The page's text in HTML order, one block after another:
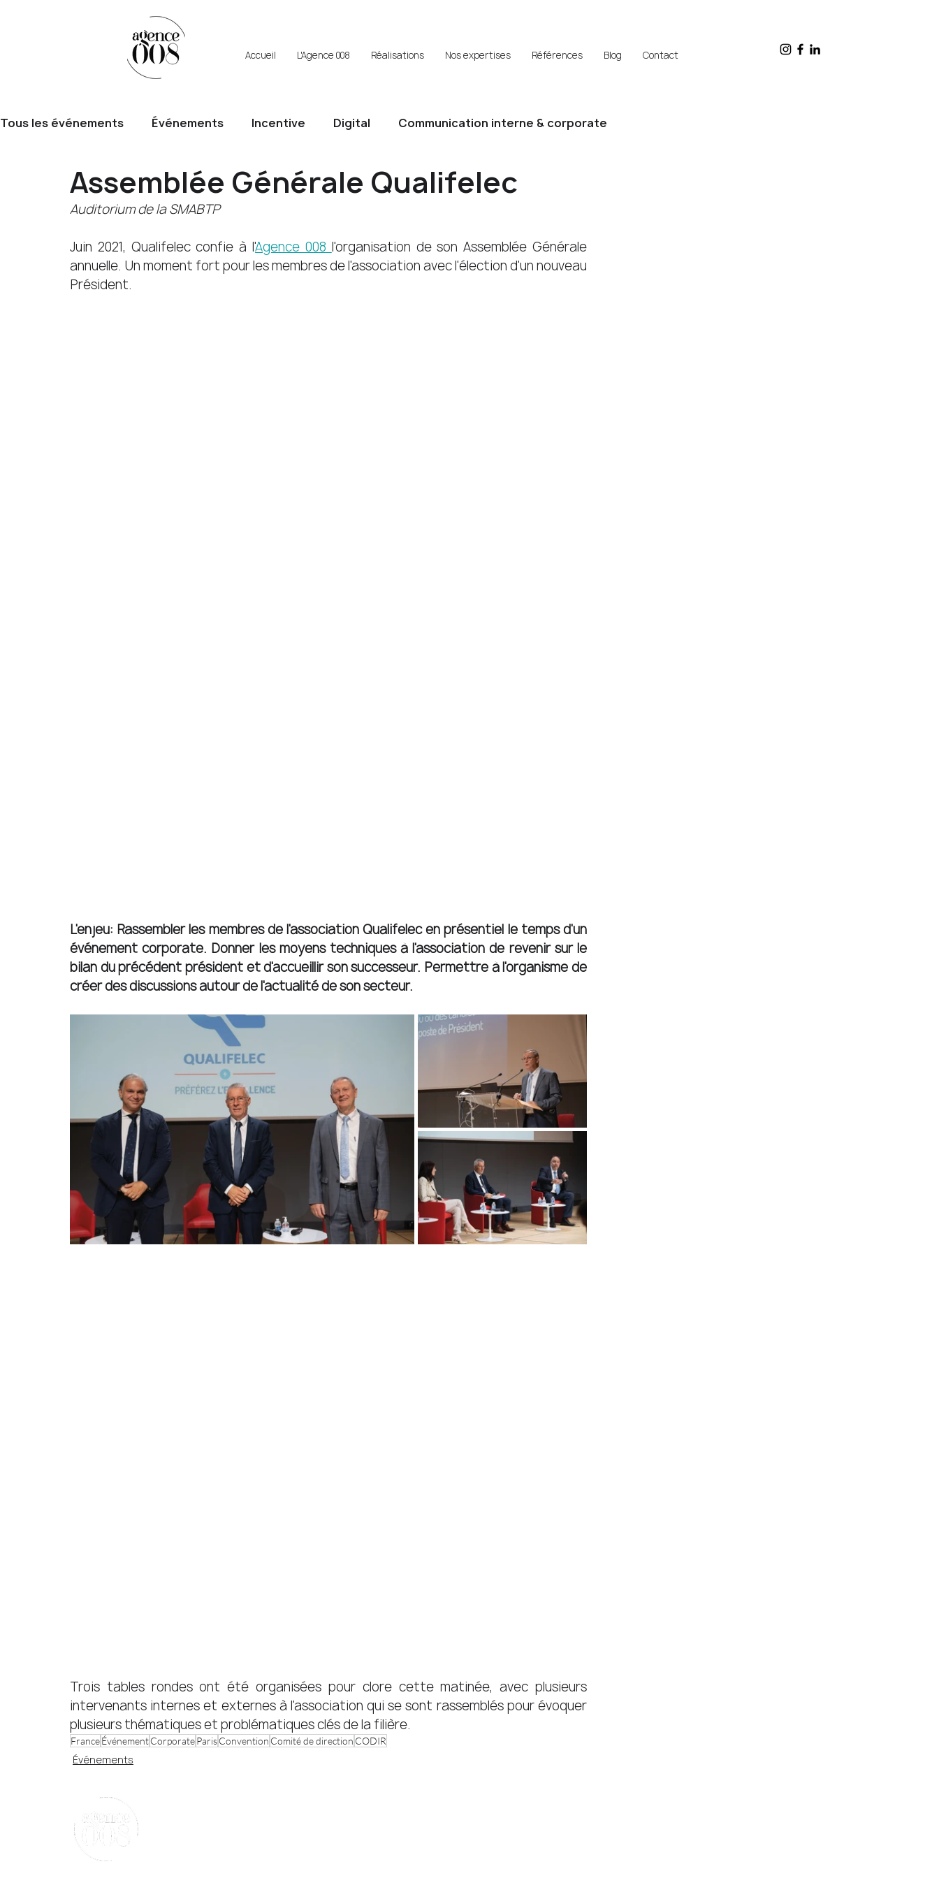
Accueil L'Agence 008 Réalisations Nos expertises Références Blog Contact
Tous les événements Événements Incentive Digital Communication interne & corporate
Assemblée Générale Qualifelec
Auditorium de la SMABTP
Juin 2021, Qualifelec confie à l'Agence 008 l'organisation de son Assemblée Générale
annuelle. Un moment fort pour les membres de l'association avec l'élection d'un nouveau
Président.
L'enjeu: Rassembler les membres de l'association Qualifelec en présentiel le temps d'un
événement corporate. Donner les moyens techniques à l'association de revenir sur le
bilan du précédent président et d'accueillir son successeur. Permettre à l'organisme de
créer des discussions autour de l'actualité de son secteur.
Trois tables rondes ont été organisées pour clore cette matinée, avec plusieurs
intervenants internes et externes à l'association qui se sont rassemblés pour évoquer
plusieurs thématiques et problématiques clés de la filière.
FranceÉvénementCorporateParisConvention Comité de direction CODIR
Événements